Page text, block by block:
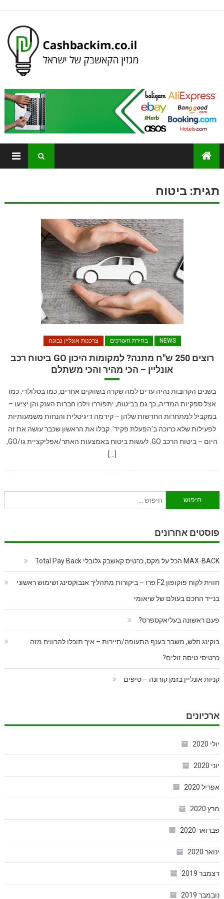
תגית: ביטוח
NEWS בחירת העורכים צרכנות אונליין נבונה
רוצים 250 ש"ח מתנה? למקומות היכון GO ביטוח רכב
אונליין – הכי מהיר והכי משתלם
בשנים הקרובות נהיה עדים למה שקרה בשווקים אחרים, כמו בסלולרי, כמו
אצל ספקיות המדיה, כך גם בביטוח, יתפוררו וילכו חברות הענק והן יציעו –
במקביל למתחרות החדשות שלהן – קידמה דיגיטלית והנחות משמעותיות
לפעילות שלא כרוכה ב'הפעלת פקיד'. קבלו את הראשון שכבר עושה את זה
היום – ביטוח הרכב GO. לעשות ביטוח באמצעות האתר/אפליקציית גו/GO,
[…]
חיפוש:
פוסטים אחרונים
MAX-BACK הכל על מקס, כרטיס קאשבק גלובלי Total Pay Back
חווית לקוח פוקופון F2 פרו – ביקורות מתהליך אנבוקסינג ושימוש ראשוני
בנייד החכם בעולם של שיאומי
פעם ראשונה בעליאקספרס?
בוקינג חלש, משבר בענף התעופה/תיירות – איך תוכלו להרוויח מזה
כרטיסי טיסה זולים?
קניות אונליין בזמן קורונה – טיפים
ארכיונים
יולי 2020
יוני 2020
אפריל 2020
מרץ 2020
פברואר 2020
ינואר 2020
דצמבר 2019
נובמבר 2019